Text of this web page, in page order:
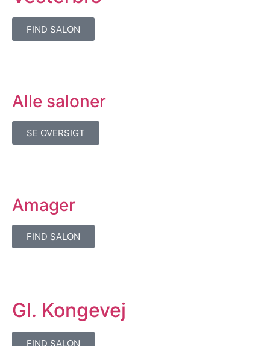
FIND SALON
Alle saloner
SE OVERSIGT
Amager
FIND SALON
Gl. Kongevej
FIND SALON